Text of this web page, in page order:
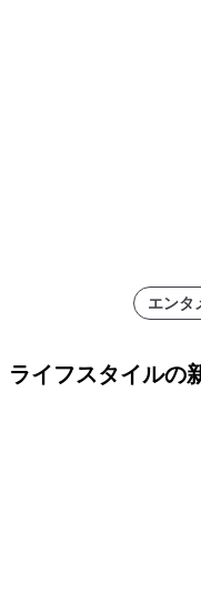
エンタ
ライフスタイルの